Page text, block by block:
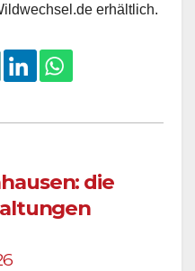
erhältlich.
die